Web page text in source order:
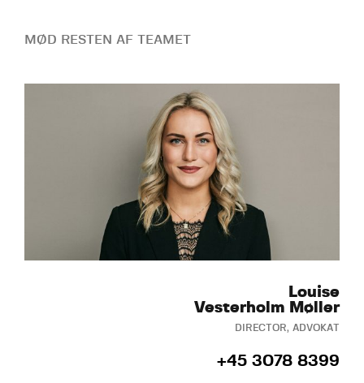
MØD RESTEN AF TEAMET
Louise
Vesterholm Møller
DIRECTOR, ADVOKAT
+45 3078 8399